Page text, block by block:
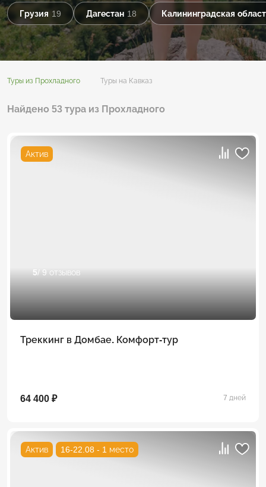
Грузия 19 Дагестан 18 Калининградская
Туры из Прохладного Туры на Кавказ
Найдено 53 тура из Прохладного
Актив
5/ 9 отзывов
Треккинг в Домбае. Комфорт-тур
64 400 ₽ 7 дней
Актив 16-22.08 - 1 место